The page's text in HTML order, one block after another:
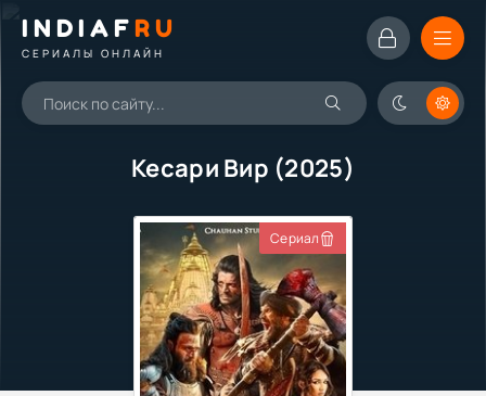
INDIAFRU
СЕРИАЛЫ ОНЛАЙН
Кесари Вир (2025)
Сериал